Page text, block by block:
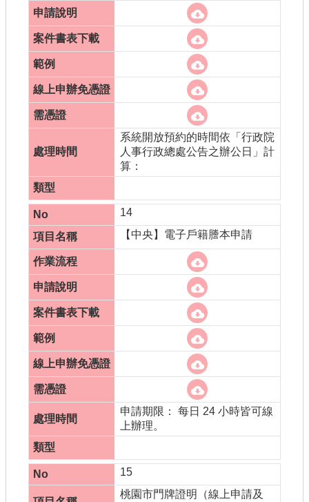
系統開放預約的時間依「行政院
人事行政總處公告之辦公日」計
算：
14
【中央】電子戶籍謄本申請
申請期限： 每日 24 小時皆可線
上辦理。
15
桃園市門牌證明（線上申請及